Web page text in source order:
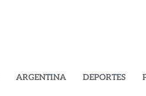
ARGENTINA DEPORTES